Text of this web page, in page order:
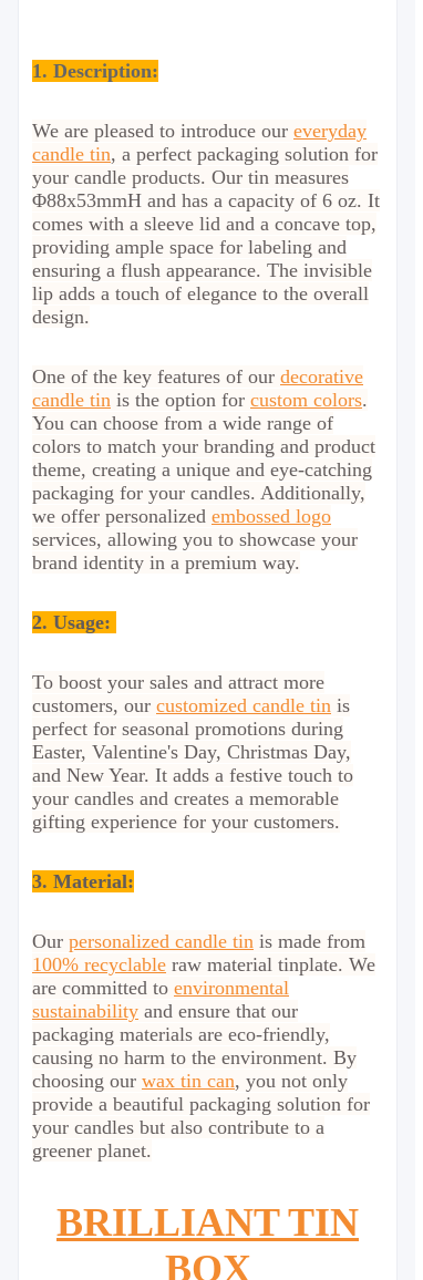
1. Description:
We are pleased to introduce our everyday
candle tin, a perfect packaging solution for
your candle products. Our tin measures
Φ88x53mmH and has a capacity of 6 oz. It
comes with a sleeve lid and a concave top,
providing ample space for labeling and
ensuring a flush appearance. The invisible
lip adds a touch of elegance to the overall
design.
One of the key features of our decorative
candle tin is the option for custom colors.
You can choose from a wide range of
colors to match your branding and product
theme, creating a unique and eye-catching
packaging for your candles. Additionally,
we offer personalized embossed logo
services, allowing you to showcase your
brand identity in a premium way.
2. Usage:
To boost your sales and attract more
customers, our customized candle tin is
perfect for seasonal promotions during
Easter, Valentine's Day, Christmas Day,
and New Year. It adds a festive touch to
your candles and creates a memorable
gifting experience for your customers.
3. Material:
Our personalized candle tin is made from
100% recyclable raw material tinplate. We
are committed to environmental
sustainability and ensure that our
packaging materials are eco-friendly,
causing no harm to the environment. By
choosing our wax tin can, you not only
provide a beautiful packaging solution for
your candles but also contribute to a
greener planet.
BRILLIANT TIN
BOX